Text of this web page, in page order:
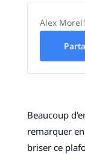
Alex Morel
Beaucoup
remarquer
briser ce